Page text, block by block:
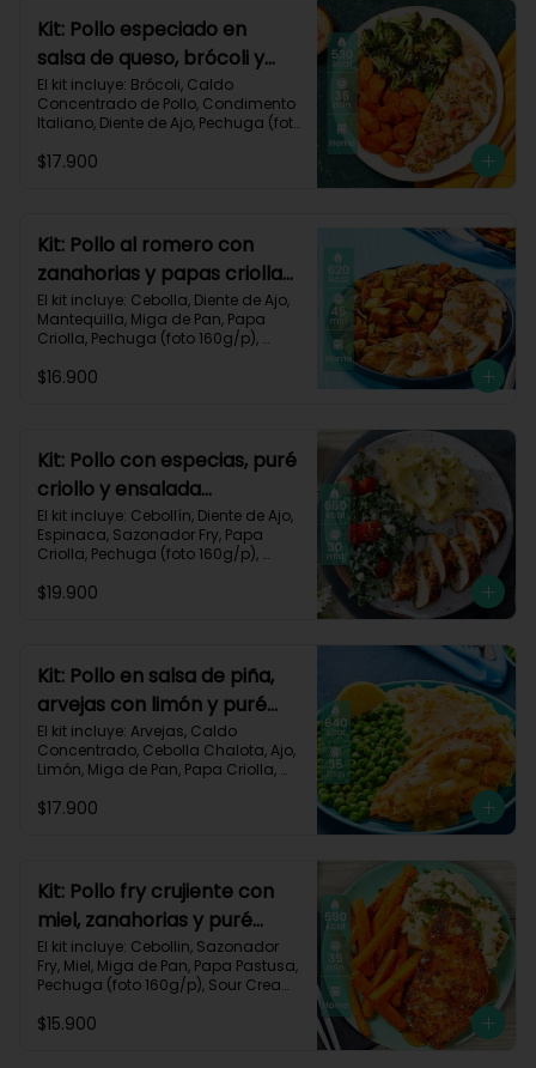
Proteínas 35g
Kit: Pollo especiado en
salsa de queso, brócoli y
zanahorias asadas-77
El kit incluye: Brócoli, Caldo
Concentrado de Pollo, Condimento
Italiano, Diente de Ajo, Pechuga (foto
Monterey Jack, Tomate, Zanahoria,
Proteínas 39g
$17.900
Kit: Pollo al romero con
zanahorias y papas criollas
asadas-59
El kit incluye: Cebolla, Diente de Ajo,
Mantequilla, Miga de Pan, Papa
Criolla, Pechuga (foto 160g/p),
Impresa.
$16.900
Kit: Pollo con especias, puré
criollo y ensalada
monterey-9
El kit incluye: Cebollín, Diente de Ajo,
Espinaca, Sazonador Fry, Papa
Criolla, Pechuga (foto 160g/p),
Sour Cream, Tomate Tipo Cherry y
Proteínas 57g
*Acumulas Practi-Puntos
$19.900
Kit: Pollo en salsa de piña,
arvejas con limón y puré
rústico-54
El kit incluye: Arvejas, Caldo
Concentrado, Cebolla Chalota, Ajo,
Limón, Miga de Pan, Papa Criolla,
Impresa.
$17.900
Kit: Pollo fry crujiente con
miel, zanahorias y puré
sour-40
El kit incluye: Cebollin, Sazonador
Fry, Miel, Miga de Pan, Papa Pastusa,
Pechuga (foto 160g/p), Sour Cream,
$15.900